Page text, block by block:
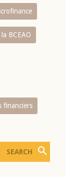
BCEAO
financiers